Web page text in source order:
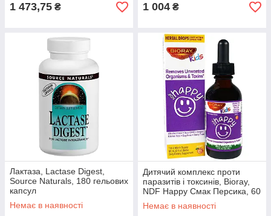
1 473,75 ₴ 1 004 ₴
Лактаза, Lactase Digest,
Source Naturals, 180 гельових
капсул
Немає в наявності
Дитячий комплекс проти
паразитів і токсинів, Bioray,
NDF Happy Смак Персика, 60
мл
Немає в наявності